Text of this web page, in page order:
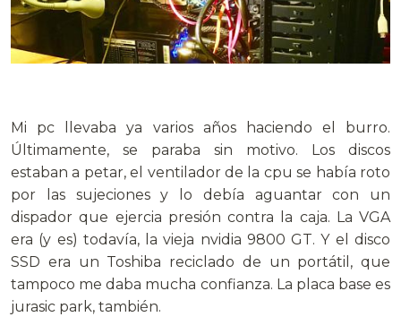
Mi pc llevaba ya varios años haciendo el burro.
Últimamente, se paraba sin motivo. Los discos
estaban a petar, el ventilador de la cpu se había roto
por las sujeciones y lo debía aguantar con un
dispador que ejercia presión contra la caja. La VGA
era (y es) todavía, la vieja nvidia 9800 GT. Y el disco
SSD era un Toshiba reciclado de un portátil, que
tampoco me daba mucha confianza. La placa base es
jurasic park, también.